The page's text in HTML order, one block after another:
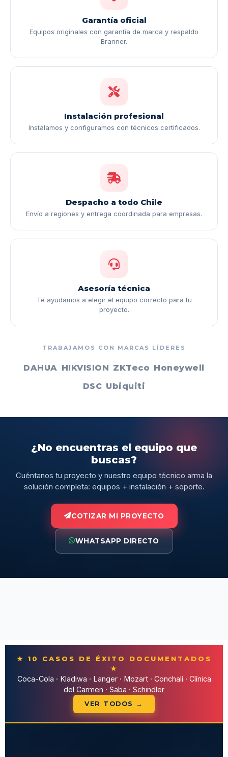
Garantía oficial
Equipos originales con garantía de marca y respaldo
Branner.
Instalación profesional
Instalamos y configuramos con técnicos certificados.
Despacho a todo Chile
Envío a regiones y entrega coordinada para empresas.
Asesoría técnica
Te ayudamos a elegir el equipo correcto para tu
proyecto.
TRABAJAMOS CON MARCAS LÍDERES
DAHUA HIKVISION ZKTeco Honeywell
DSC Ubiquiti
¿No encuentras el equipo que
buscas?
Cuéntanos tu proyecto y nuestro equipo técnico arma la
solución completa: equipos + instalación + soporte.
COTIZAR MI PROYECTO
WHATSAPP DIRECTO
★ 10 CASOS DE ÉXITO DOCUMENTADOS
★
Coca-Cola · Kladiwa · Langer · Mozart · Conchalí · Clínica
del Carmen · Saba · Schindler
VER TODOS →